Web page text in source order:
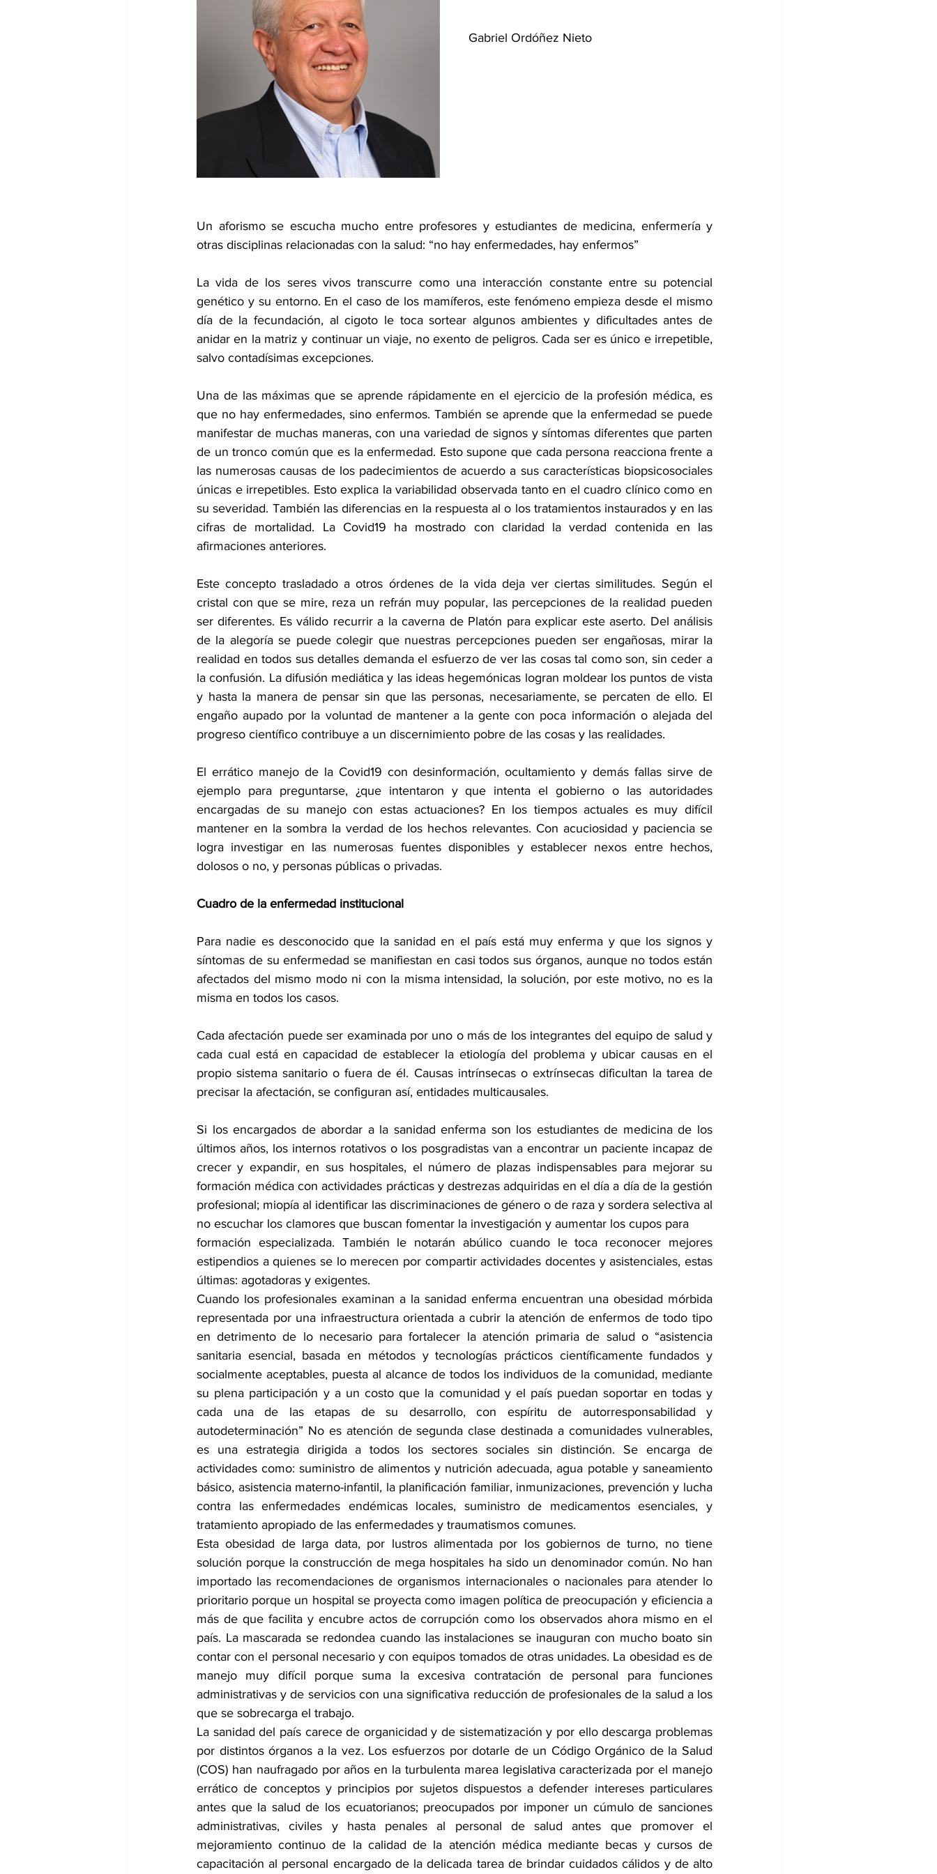
dia mundial de la hipertension
Gabriel Ordóñez Nieto
Un aforismo se escucha mucho entre profesores y estudiantes de medicina, enfermería y
otras disciplinas relacionadas con la salud: “no hay enfermedades, hay enfermos”
La vida de los seres vivos transcurre como una interacción constante entre su potencial
genético y su entorno. En el caso de los mamíferos, este fenómeno empieza desde el mismo
día de la fecundación, al cigoto le toca sortear algunos ambientes y dificultades antes de
anidar en la matriz y continuar un viaje, no exento de peligros. Cada ser es único e irrepetible,
salvo contadísimas excepciones.
Una de las máximas que se aprende rápidamente en el ejercicio de la profesión médica, es
que no hay enfermedades, sino enfermos. También se aprende que la enfermedad se puede
manifestar de muchas maneras, con una variedad de signos y síntomas diferentes que parten
de un tronco común que es la enfermedad. Esto supone que cada persona reacciona frente a
las numerosas causas de los padecimientos de acuerdo a sus características biopsicosociales
únicas e irrepetibles. Esto explica la variabilidad observada tanto en el cuadro clínico como en
su severidad. También las diferencias en la respuesta al o los tratamientos instaurados y en las
cifras de mortalidad. La Covid19 ha mostrado con claridad la verdad contenida en las
afirmaciones anteriores.
Este concepto trasladado a otros órdenes de la vida deja ver ciertas similitudes. Según el
cristal con que se mire, reza un refrán muy popular, las percepciones de la realidad pueden
ser diferentes. Es válido recurrir a la caverna de Platón para explicar este aserto. Del análisis
de la alegoría se puede colegir que nuestras percepciones pueden ser engañosas, mirar la
realidad en todos sus detalles demanda el esfuerzo de ver las cosas tal como son, sin ceder a
la confusión. La difusión mediática y las ideas hegemónicas logran moldear los puntos de vista
y hasta la manera de pensar sin que las personas, necesariamente, se percaten de ello. El
engaño aupado por la voluntad de mantener a la gente con poca información o alejada del
progreso científico contribuye a un discernimiento pobre de las cosas y las realidades.
El errático manejo de la Covid19 con desinformación, ocultamiento y demás fallas sirve de
ejemplo para preguntarse, ¿que intentaron y que intenta el gobierno o las autoridades
encargadas de su manejo con estas actuaciones? En los tiempos actuales es muy difícil
mantener en la sombra la verdad de los hechos relevantes. Con acuciosidad y paciencia se
logra investigar en las numerosas fuentes disponibles y establecer nexos entre hechos,
dolosos o no, y personas públicas o privadas.
Cuadro de la enfermedad institucional
Para nadie es desconocido que la sanidad en el país está muy enferma y que los signos y
síntomas de su enfermedad se manifiestan en casi todos sus órganos, aunque no todos están
afectados del mismo modo ni con la misma intensidad, la solución, por este motivo, no es la
misma en todos los casos.
Cada afectación puede ser examinada por uno o más de los integrantes del equipo de salud y
cada cual está en capacidad de establecer la etiología del problema y ubicar causas en el
propio sistema sanitario o fuera de él. Causas intrínsecas o extrínsecas dificultan la tarea de
precisar la afectación, se configuran así, entidades multicausales.
Si los encargados de abordar a la sanidad enferma son los estudiantes de medicina de los
últimos años, los internos rotativos o los posgradistas van a encontrar un paciente incapaz de
crecer y expandir, en sus hospitales, el número de plazas indispensables para mejorar su
formación médica con actividades prácticas y destrezas adquiridas en el día a día de la gestión
profesional; miopía al identificar las discriminaciones de género o de raza y sordera selectiva al
no escuchar los clamores que buscan fomentar la investigación y aumentar los cupos para
formación especializada. También le notarán abúlico cuando le toca reconocer mejores
estipendios a quienes se lo merecen por compartir actividades docentes y asistenciales, estas
últimas: agotadoras y exigentes.
Cuando los profesionales examinan a la sanidad enferma encuentran una obesidad mórbida
representada por una infraestructura orientada a cubrir la atención de enfermos de todo tipo
en detrimento de lo necesario para fortalecer la atención primaria de salud o “asistencia
sanitaria esencial, basada en métodos y tecnologías prácticos científicamente fundados y
socialmente aceptables, puesta al alcance de todos los individuos de la comunidad, mediante
su plena participación y a un costo que la comunidad y el país puedan soportar en todas y
cada una de las etapas de su desarrollo, con espíritu de autorresponsabilidad y
autodeterminación” No es atención de segunda clase destinada a comunidades vulnerables,
es una estrategia dirigida a todos los sectores sociales sin distinción. Se encarga de
actividades como: suministro de alimentos y nutrición adecuada, agua potable y saneamiento
básico, asistencia materno-infantil, la planificación familiar, inmunizaciones, prevención y lucha
contra las enfermedades endémicas locales, suministro de medicamentos esenciales, y
tratamiento apropiado de las enfermedades y traumatismos comunes.
Esta obesidad de larga data, por lustros alimentada por los gobiernos de turno, no tiene
solución porque la construcción de mega hospitales ha sido un denominador común. No han
importado las recomendaciones de organismos internacionales o nacionales para atender lo
prioritario porque un hospital se proyecta como imagen política de preocupación y eficiencia a
más de que facilita y encubre actos de corrupción como los observados ahora mismo en el
país. La mascarada se redondea cuando las instalaciones se inauguran con mucho boato sin
contar con el personal necesario y con equipos tomados de otras unidades. La obesidad es de
manejo muy difícil porque suma la excesiva contratación de personal para funciones
administrativas y de servicios con una significativa reducción de profesionales de la salud a los
que se sobrecarga el trabajo.
La sanidad del país carece de organicidad y de sistematización y por ello descarga problemas
por distintos órganos a la vez. Los esfuerzos por dotarle de un Código Orgánico de la Salud
(COS) han naufragado por años en la turbulenta marea legislativa caracterizada por el manejo
errático de conceptos y principios por sujetos dispuestos a defender intereses particulares
antes que la salud de los ecuatorianos; preocupados por imponer un cúmulo de sanciones
administrativas, civiles y hasta penales al personal de salud antes que promover el
mejoramiento continuo de la calidad de la atención médica mediante becas y cursos de
capacitación al personal encargado de la delicada tarea de brindar cuidados cálidos y de alto